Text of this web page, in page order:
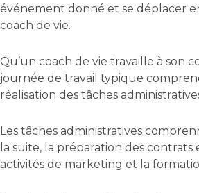
événement donné et se déplacer
coach de vie.
Qu’un coach de vie travaille à son
journée de travail typique
réalisation des tâches
Les tâches administratives
la suite, la préparation des
activités de marketing et la